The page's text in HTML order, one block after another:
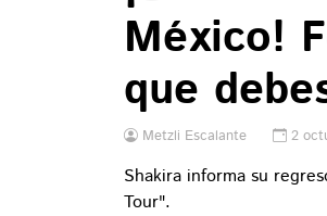
México!
que
Metzli Escalante 2
Shakira informa su
Tour".